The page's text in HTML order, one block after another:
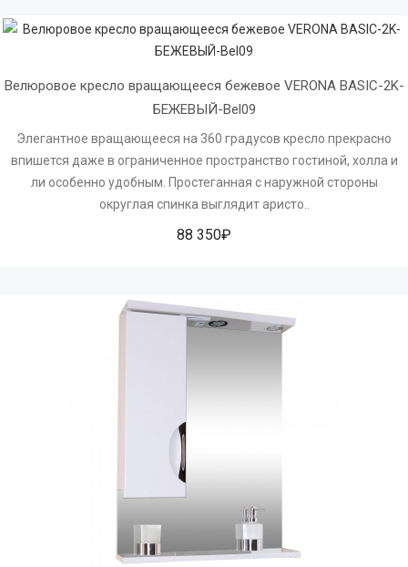
Велюровое кресло вращающееся бежевое VERONA BASIC-2K-
БЕЖЕВЫЙ-Bel09
Элегантное вращающееся на 360 градусов кресло прекрасно
впишется даже в ограниченное пространство гостиной, холла и
ли особенно удобным. Простеганная с наружной стороны
округлая спинка выглядит аристо..
88 350₽